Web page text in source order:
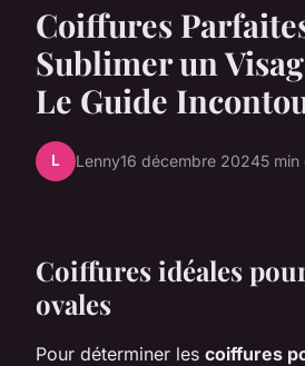
Coiffures
Sublimer un
Le Guide
L Lenny16 décembre 20245
Coiffures idéales
ovales
Pour déterminer les coiffures